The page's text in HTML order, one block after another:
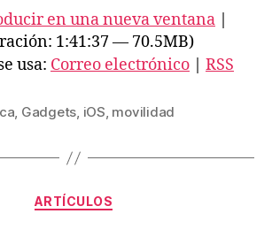
en una nueva ventana
1:41:37 — 70.5MB)
usa: Correo electrónico RSS
, Gadgets, iOS, movilidad
Categorías
ARTÍCULOS